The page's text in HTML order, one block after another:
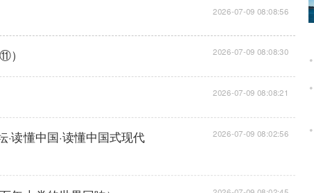
2026-07-09 08:08:56
） 2026-07-09 08:08:30
2026-07-09 08:08:21
读懂中国·读懂中国式现代
2026-07-09 08:02:56